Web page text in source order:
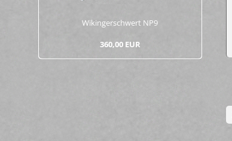
Wi­kin­ger­schwert NP9
360,00 EUR